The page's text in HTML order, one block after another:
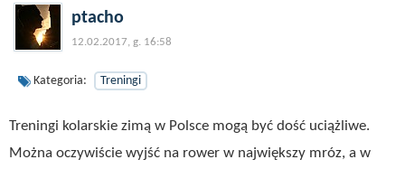
Dodaj
ptacho
12.02.2017, g. 16:58
Kategoria: Treningi
Treningi kolarskie zimą w Polsce mogą być dość uciążliwe.
Można oczywiście wyjść na rower w największy mróz, a w